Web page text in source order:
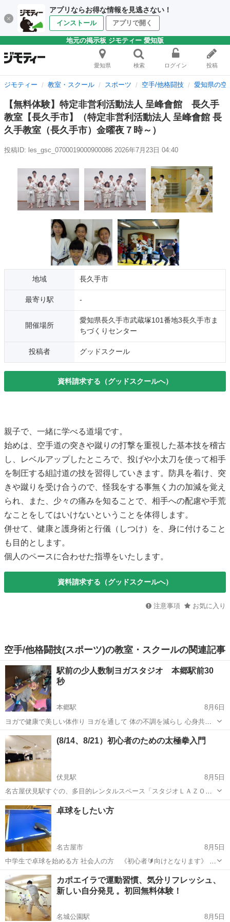
アプリならお得な情報を見逃さない！
インストール アプリで開く
地元の掲示板 ジモティー 愛知版
愛知県 検索 ログイン 投稿
ジモティー 教室・スクール スポーツ 空手/他格闘技 愛知県の空
【無料体験】特定非営利活動法人 呈峰會館 長久手
教室【長久手市】（特定非営利活動法人 呈峰會館 長
久手教室（長久手市）金曜夜７時～）
投稿ID: les_gsc_0700019000900086 2026年7月23日 04:40
地域 長久手市
最寄り駅 -
開催場所
愛知県長久手市武蔵塚101番地3長久手市ま
ちづくりセンター
投稿者 グッドスクール
資料請求する（グッドスクールへ）
親子で、一緒に学べる道場です。
始めは、空手道の突きや蹴りの打撃を重視した基本技を稽古
し、レベルアップしたところで、投げや小太刀を使って相手
を制圧する組討道の技を習得していきます。防具を着け、突
きや蹴りを受け合うので、怪我をする事無く力の加減を覚え
られ、また、少々の痛みを知ることで、相手への配慮や手荒
なことをしてはいけないということを体得します。
併せて、健康と護身術と行儀（しつけ）を、身に付けること
も目的とします。
個人のペースに合わせた指導をいたします。
資料請求する（グッドスクールへ）
注意事項 お気に入り
空手/他格闘技(スポーツ)の教室・スクールの関連記事
駅前の少人数制ヨガスタジオ 本郷駅前30
秒
本郷駅
8月6日
ヨガで健康で美しい体作り ヨガを通して 体の不調を減らし 心身共に
美しく 心穏やかに 日常を過ごしていく事を目指して。 ヨガが初めて
の方、身体が硬い方も大歓迎！！ 一緒に少しずつ練習...
愛知 名古屋市 ヨガ 手ぶら
(8/14、8/21）初心者のための太極拳入門
伏見駅
8月5日
名古屋伏見駅すぐの、多目的レンタルスペース「スタジオＬＡＺＯ」
です。 8/14（金）、8/21（金）、「初心者のための太極拳入門」（予
約制）を開催します。 ※予約制です（予約人数が少ない場合は中止す
る場合がありま...
愛知 名古屋市 伏見駅 太極拳
卓球をしたい方
名古屋市
8月5日
中学生で卓球を始める方 社会人の方 《初心者🔰向けとなります》 打
ち方の基本からお伝えできればと思います。 中川区にて練習になりま
す。 詳細はご連絡ください。
愛知 名古屋市 卓球 社会人
カポエイラで運動習慣、気分リフレッシュ、
新しい自分発見 。初回無料体験！
名城公園駅 8月5日